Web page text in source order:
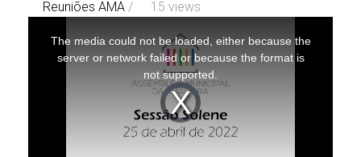
Reuniões AMA / 15 views